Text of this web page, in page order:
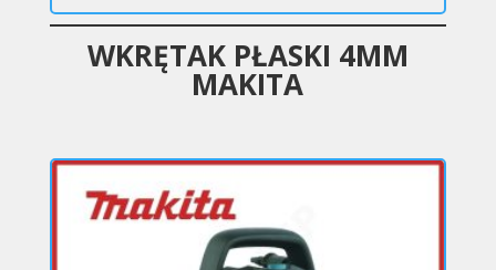
WKRĘTAK PŁASKI 4MM
MAKITA